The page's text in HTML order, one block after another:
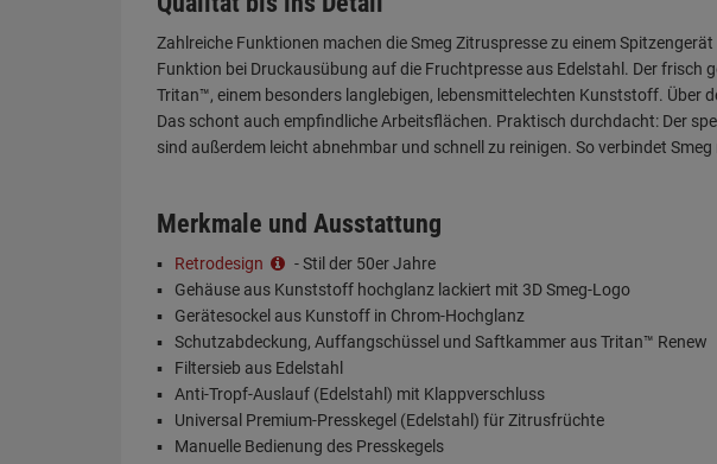
Zahlreiche Funktionen machen die Smeg Zitruspresse zu einem
Funktion bei Druckausübung auf die Fruchtpresse aus Edelstahl. Der
Tritan™, einem besonders langlebigen, lebensmittelechten Kunststoff. Über
Das schont auch empfindliche Arbeitsflächen. Praktisch durchdacht: Der
sind außerdem leicht abnehmbar und schnell zu reinigen. So verbindet
Merkmale und Ausstattung
Retrodesign
- Stil der 50er Jahre
Gehäuse aus Kunststoff hochglanz lackiert mit 3D Smeg-Logo
Gerätesockel aus Kunstoff in Chrom-Hochglanz
Schutzabdeckung, Auffangschüssel und Saftkammer aus Tritan™ Renew
Filtersieb aus Edelstahl
Anti-Tropf-Auslauf (Edelstahl) mit Klappverschluss
Universal Premium-Presskegel (Edelstahl) für Zitrusfrüchte
Manuelle Bedienung des Presskegels